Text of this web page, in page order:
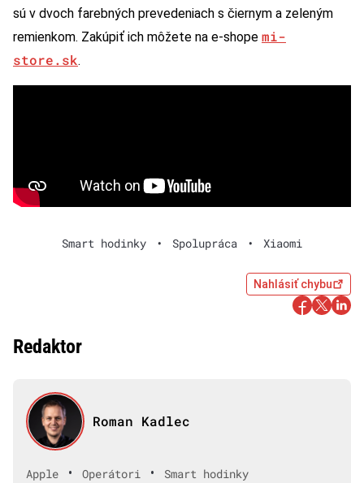
sú v dvoch farebných prevedeniach s čiernym a zeleným
remienkom. Zakúpiť ich môžete na e-shope mi-
store.sk.
Smart hodinky • Spolupráca • Xiaomi
Nahlásiť chybu
Redaktor
Roman Kadlec
Apple • Operátori •
Smart hodinky